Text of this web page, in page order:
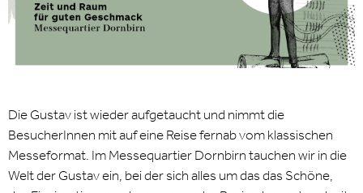
Die Gustav ist wieder aufgetaucht und nimmt die
BesucherInnen mit auf eine Reise fernab vom klassischen
Messeformat. Im Messequartier Dornbirn tauchen wir in die
Welt der Gustav ein, bei der sich alles um das das Schöne,